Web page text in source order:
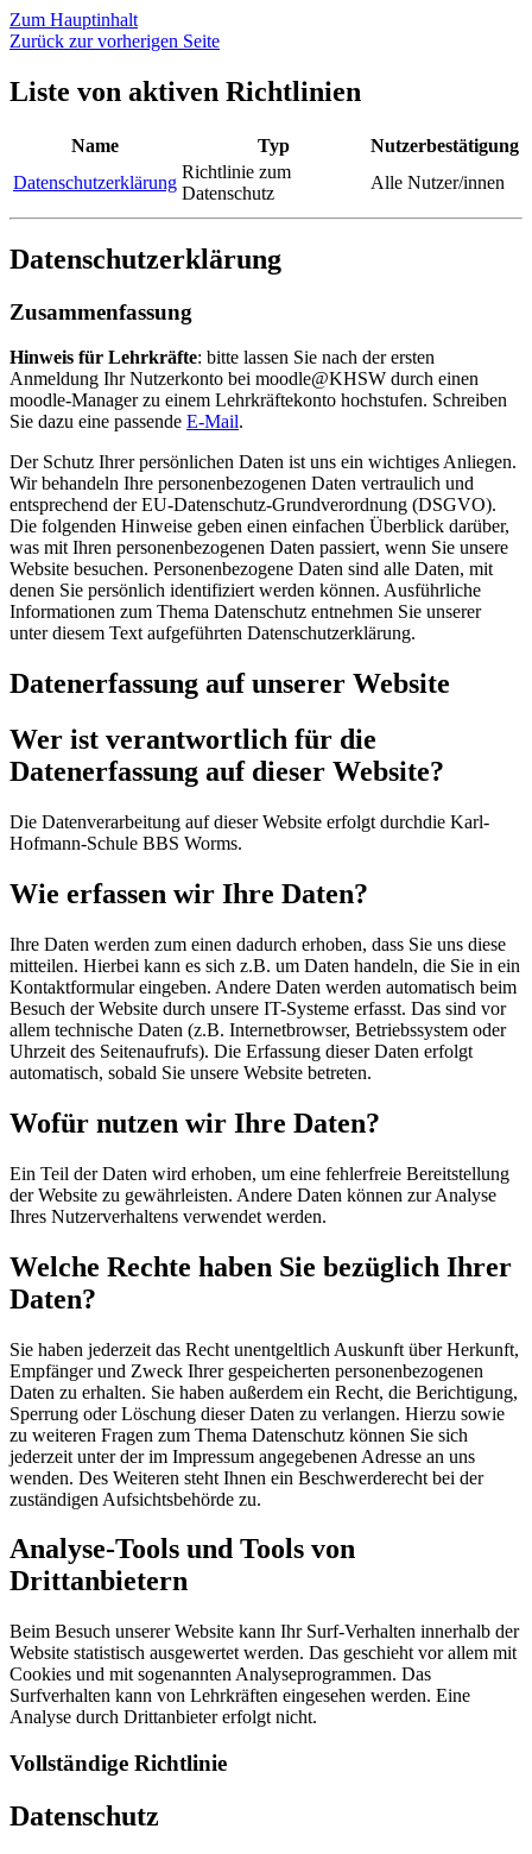
Zum Hauptinhalt
Zurück zur vorherigen Seite
Liste von aktiven Richtlinien
Name Typ
Nutzerbestätigung
Datenschutzerklärung
Richtlinie zum
Datenschutz
Alle Nutzer/innen
Datenschutzerklärung
Zusammenfassung
Hinweis für Lehrkräfte: bitte lassen Sie nach der ersten
Anmeldung Ihr Nutzerkonto bei moodle@KHSW durch einen
moodle-Manager zu einem Lehrkräftekonto hochstufen. Schreiben
Sie dazu eine passende E-Mail.
Der Schutz Ihrer persönlichen Daten ist uns ein wichtiges Anliegen.
Wir behandeln Ihre personenbezogenen Daten vertraulich und
entsprechend der EU-Datenschutz-Grundverordnung (DSGVO).
Die folgenden Hinweise geben einen einfachen Überblick darüber,
was mit Ihren personenbezogenen Daten passiert, wenn Sie unsere
Website besuchen. Personenbezogene Daten sind alle Daten, mit
denen Sie persönlich identifiziert werden können. Ausführliche
Informationen zum Thema Datenschutz entnehmen Sie unserer
unter diesem Text aufgeführten Datenschutzerklärung.
Datenerfassung auf unserer Website
Wer ist verantwortlich für die
Datenerfassung auf dieser Website?
Die Datenverarbeitung auf dieser Website erfolgt durchdie Karl-
Hofmann-Schule BBS Worms.
Wie erfassen wir Ihre Daten?
Ihre Daten werden zum einen dadurch erhoben, dass Sie uns diese
mitteilen. Hierbei kann es sich z.B. um Daten handeln, die Sie in ein
Kontaktformular eingeben. Andere Daten werden automatisch beim
Besuch der Website durch unsere IT-Systeme erfasst. Das sind vor
allem technische Daten (z.B. Internetbrowser, Betriebssystem oder
Uhrzeit des Seitenaufrufs). Die Erfassung dieser Daten erfolgt
automatisch, sobald Sie unsere Website betreten.
Wofür nutzen wir Ihre Daten?
Ein Teil der Daten wird erhoben, um eine fehlerfreie Bereitstellung
der Website zu gewährleisten. Andere Daten können zur Analyse
Ihres Nutzerverhaltens verwendet werden.
Welche Rechte haben Sie bezüglich Ihrer
Daten?
Sie haben jederzeit das Recht unentgeltlich Auskunft über Herkunft,
Empfänger und Zweck Ihrer gespeicherten personenbezogenen
Daten zu erhalten. Sie haben außerdem ein Recht, die Berichtigung,
Sperrung oder Löschung dieser Daten zu verlangen. Hierzu sowie
zu weiteren Fragen zum Thema Datenschutz können Sie sich
jederzeit unter der im Impressum angegebenen Adresse an uns
wenden. Des Weiteren steht Ihnen ein Beschwerderecht bei der
zuständigen Aufsichtsbehörde zu.
Analyse-Tools und Tools von
Drittanbietern
Beim Besuch unserer Website kann Ihr Surf-Verhalten innerhalb der
Website statistisch ausgewertet werden. Das geschieht vor allem mit
Cookies und mit sogenannten Analyseprogrammen. Das
Surfverhalten kann von Lehrkräften eingesehen werden. Eine
Analyse durch Drittanbieter erfolgt nicht.
Vollständige Richtlinie
Datenschutz